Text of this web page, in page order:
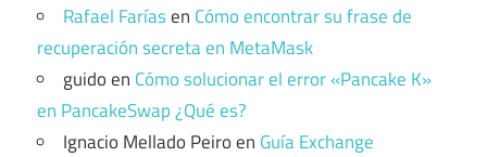
Rafael Faríasen Cómo encontrar su frase de
recuperación secreta en MetaMask
guidoen Cómo solucionar el error «Pancake K»
en PancakeSwap ¿Qué es?
Ignacio Mellado Peiroen Guía Exchange